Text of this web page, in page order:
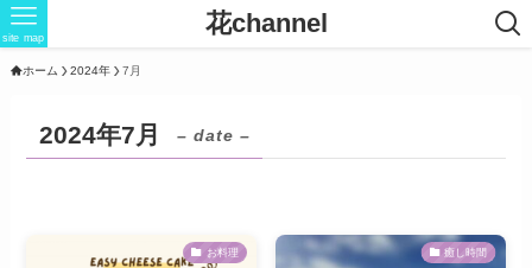
花channel
site map
ホーム 2024年 7月
2024年7月 – date –
お料理 癒し時間